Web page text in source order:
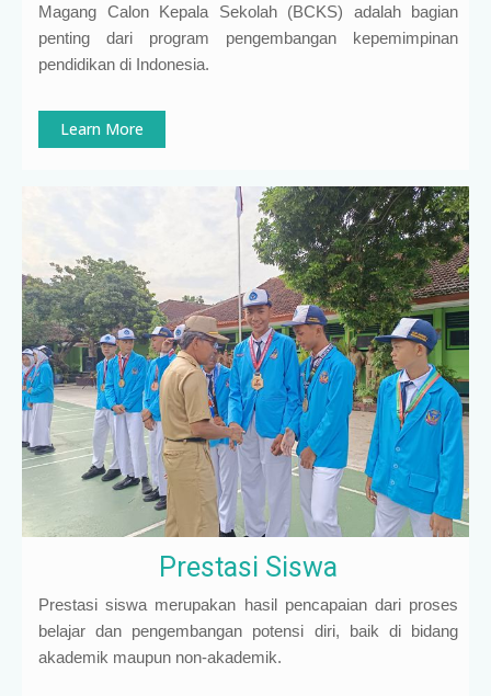
Magang Calon Kepala Sekolah (BCKS) adalah bagian
penting dari program pengembangan kepemimpinan
pendidikan di Indonesia.
Learn More
Prestasi Siswa
Prestasi siswa merupakan hasil pencapaian dari proses
belajar dan pengembangan potensi diri, baik di bidang
akademik maupun non-akademik.